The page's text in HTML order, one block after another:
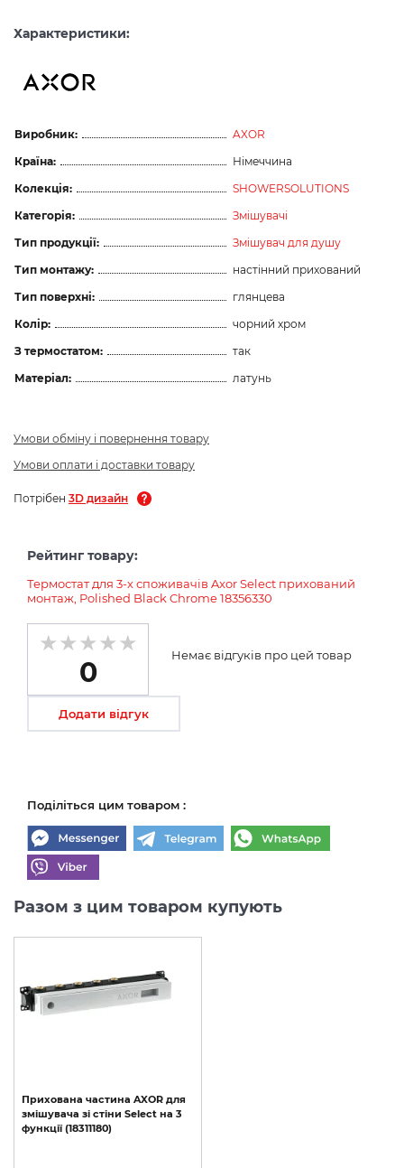
Характеристики:
Виробник:
AXOR
Країна:
Німеччина
Колекція:
SHOWERSOLUTIONS
Категорія:
Змішувачі
Тип продукції:
Змішувач для душу
Тип монтажу:
настінний прихований
Тип поверхні:
глянцева
Колір:
чорний хром
З термостатом:
так
Матеріал:
латунь
Умови обміну і повернення товару
Умови оплати і доставки товару
Потрібен 3D дизайн
Рейтинг товару:
Термостат для 3-х споживачів Axor Select прихований
монтаж, Polished Black Chrome 18356330
0
Немає відгуків про цей товар
Додати відгук
Поділіться цим товаром :
Разом з цим товаром купують
Прихована частина AXOR для
змішувача зі стіни Select на 3
функції (18311180)